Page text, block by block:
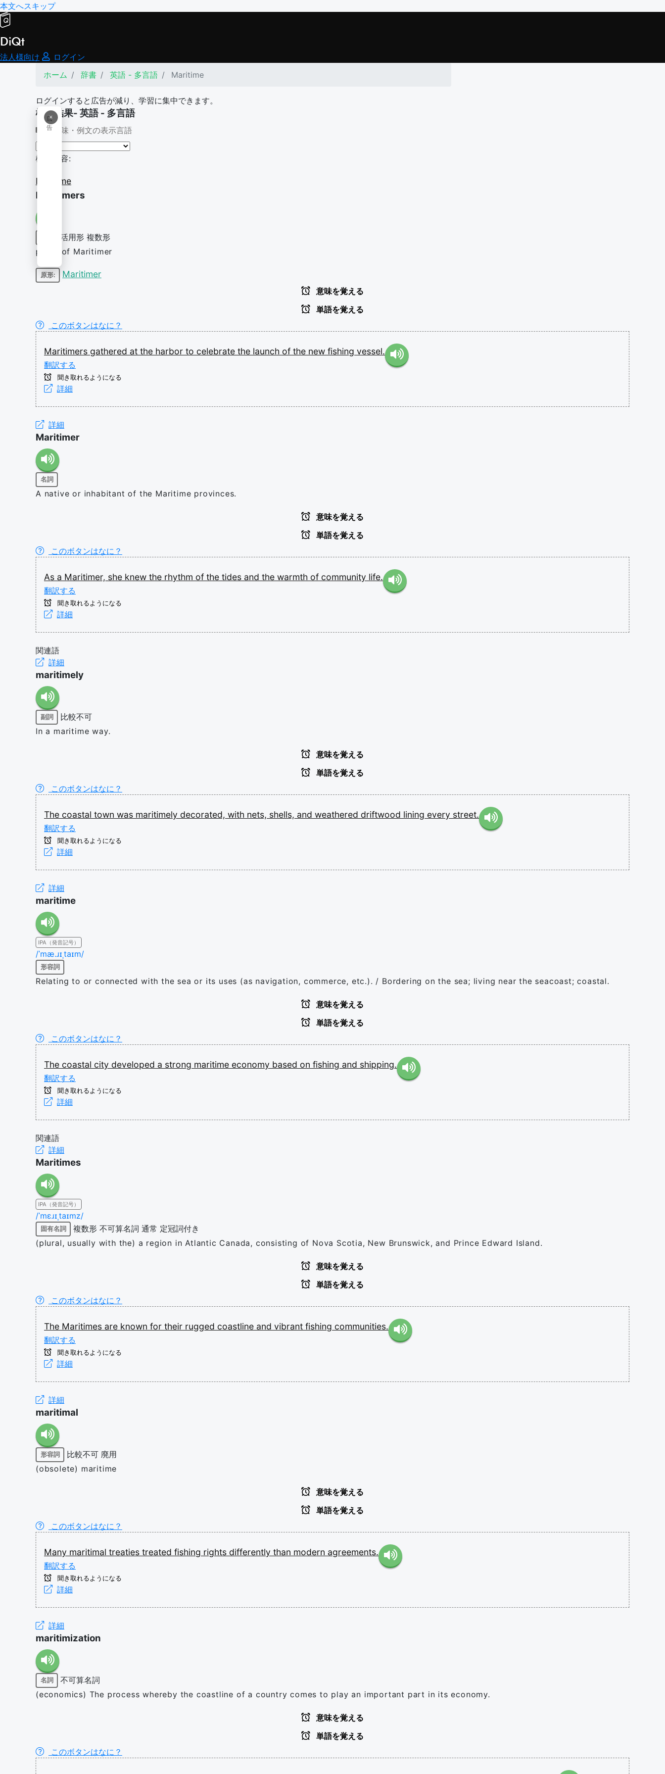
本文へスキップ
DiQt
法人様向け
ログイン
ホーム
辞書 英語 - 多言語 Maritime
ログインすると広告が減り、学習に集中できます。
×
広
告
検索結果- 英語 - 多言語
意味・例文の表示言語
検索内容:
Maritime
Maritimers
活用形 複数形
plural of Maritimer
原形: Maritimer
意味を覚える
単語を覚える
このボタンはなに？
Maritimers gathered at the harbor to celebrate the launch of the new fishing vessel.
翻訳する
聞き取れるようになる
詳細
詳細
Maritimer
名詞
A native or inhabitant of the Maritime provinces.
意味を覚える
単語を覚える
このボタンはなに？
As a Maritimer, she knew the rhythm of the tides and the warmth of community life.
翻訳する
聞き取れるようになる
詳細
関連語
詳細
maritimely
副詞
比較不可
In a maritime way.
意味を覚える
単語を覚える
このボタンはなに？
The coastal town was maritimely decorated, with nets, shells, and weathered driftwood lining every street.
翻訳する
聞き取れるようになる
詳細
詳細
maritime
IPA（発音記号）
/ˈmæ.ɹɪˌtaɪm/
形容詞
Relating to or connected with the sea or its uses (as navigation, commerce, etc.). / Bordering on the sea; living near the seacoast; coastal.
意味を覚える
単語を覚える
このボタンはなに？
The coastal city developed a strong maritime economy based on fishing and shipping.
翻訳する
聞き取れるようになる
詳細
関連語
詳細
Maritimes
IPA（発音記号）
/ˈmɛɹɪˌtaɪmz/
固有名詞 複数形 不可算名詞 通常 定冠詞付き
(plural, usually with the) a region in Atlantic Canada, consisting of Nova Scotia, New Brunswick, and Prince Edward Island.
意味を覚える
単語を覚える
このボタンはなに？
The Maritimes are known for their rugged coastline and vibrant fishing communities.
翻訳する
聞き取れるようになる
詳細
詳細
maritimal
形容詞 比較不可 廃用
(obsolete) maritime
意味を覚える
単語を覚える
このボタンはなに？
Many maritimal treaties treated fishing rights differently than modern agreements.
翻訳する
聞き取れるようになる
詳細
詳細
maritimization
名詞
不可算名詞
(economics) The process whereby the coastline of a country comes to play an important part in its economy.
意味を覚える
単語を覚える
このボタンはなに？